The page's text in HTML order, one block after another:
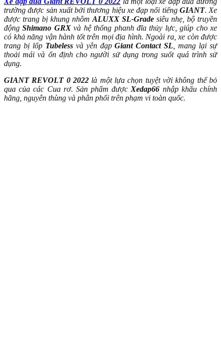
trường được sản xuất bởi thương hiệu xe đạp nổi tiếng GIANT. Xe
được trang bị khung nhômALUXX SL-Grade siêu nhẹ, bộ truyền
độngShimano GRXvà hệ thống phanh đĩa thủy lực, giúp cho xe
có khả năng vận hành tốt trên mọi địa hình. Ngoài ra, xe còn được
trang bị lốp Tubelessvà yên đạpGiant Contact SL, mang lại sự
thoải mái và ổn định cho người sử dụng trong suốt quá trình sử
dụng.
GIANT REVOLT 0 2022 là một lựa chọn tuyệt vời không thể bỏ
qua của các Cua rơ. Sản phẩm đượcXedap66 nhập khẩu chính
hãng, nguyên thùng và phân phối trên phạm vi toàn quốc.